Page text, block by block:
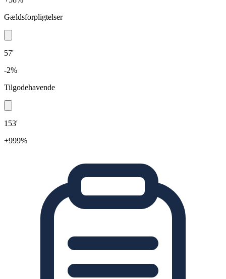
Gældsforpligtelser
57'
-2%
Tilgodehavende
153'
+999%